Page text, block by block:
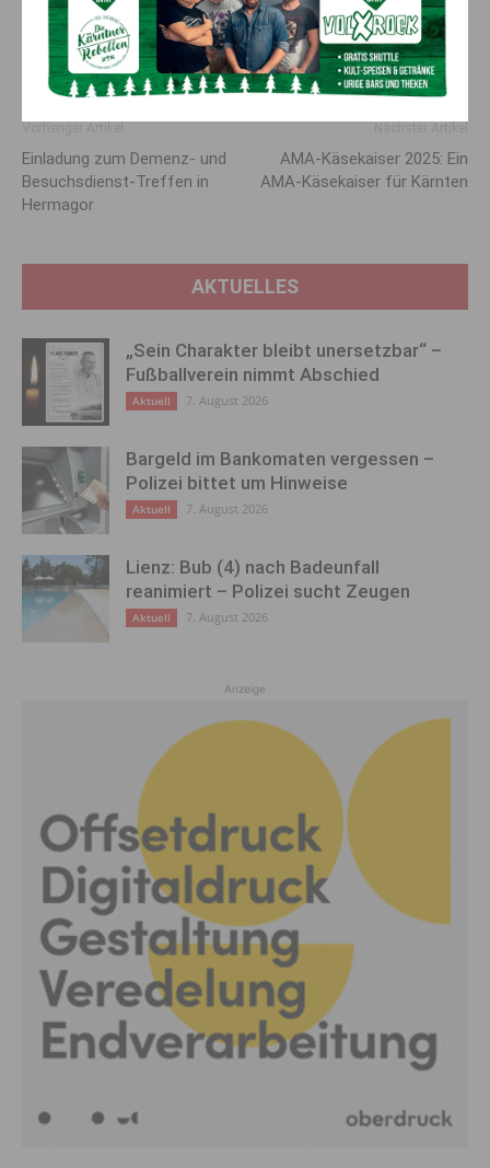
tatsächlich eine Versorgungslücke besteht, und nicht dort, wo
bereits ausreichende niedergelassene Kassenärzte die
Patienten versorgen.
Einladung zum Demenz- und
Besuchsdienst-Treffen in
Hermagor
AMA-Käsekaiser 2025: Ein
AMA-Käsekaiser für Kärnten
AKTUELLES
„Sein Charakter bleibt unersetzbar“ –
Fußballverein nimmt Abschied
Aktuell 7. August 2026
Bargeld im Bankomaten vergessen –
Polizei bittet um Hinweise
Aktuell 7. August 2026
Lienz: Bub (4) nach Badeunfall
reanimiert – Polizei sucht Zeugen
Aktuell 7. August 2026
Anzeige